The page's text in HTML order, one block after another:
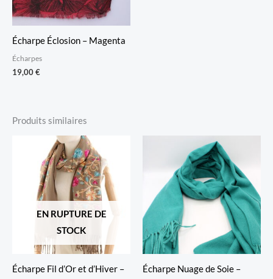
Écharpe Éclosion – Magenta
Écharpes
19,00€
Produits similaires
EN RUPTURE DE
STOCK
Écharpe Fil d’Or et d’Hiver –
Écharpe Nuage de Soie –